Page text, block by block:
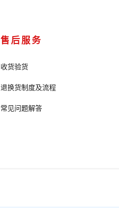
售后服务
收货验货
退换货制度及流程
常见问题解答